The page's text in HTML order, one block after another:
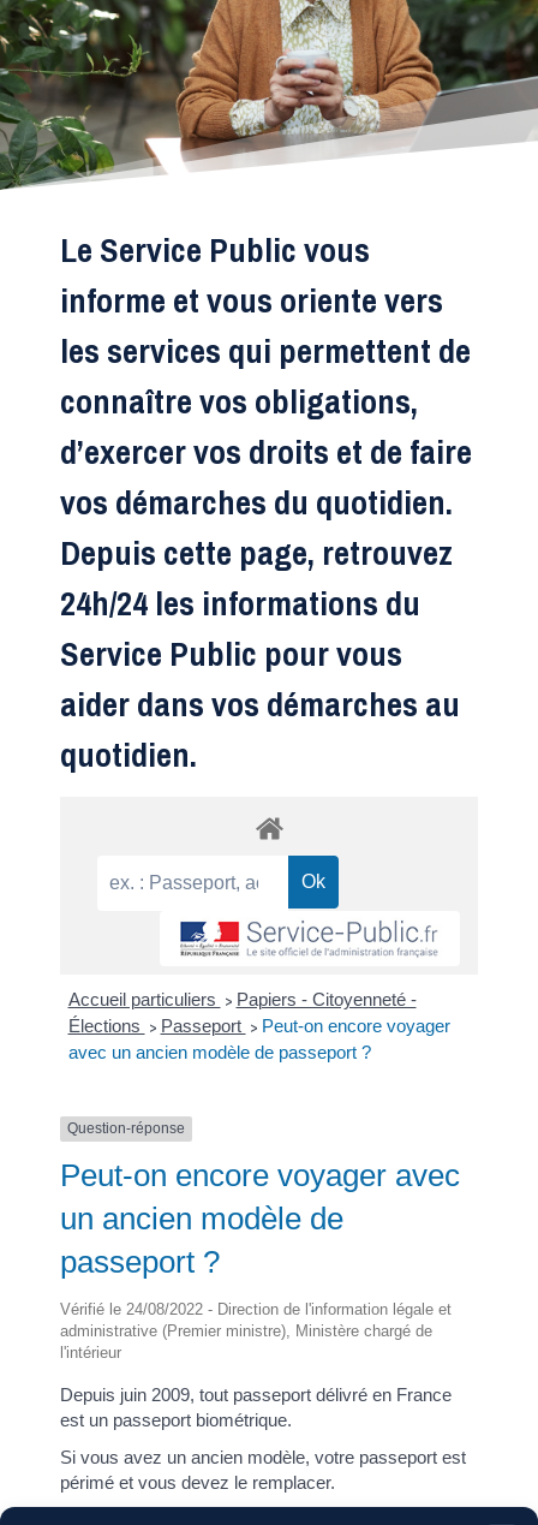
Le Service Public vous
informe et vous oriente vers
les services qui permettent de
connaître vos obligations,
d’exercer vos droits et de faire
vos démarches du quotidien.
Depuis cette page, retrouvez
24h/24 les informations du
Service Public pour vous
aider dans vos démarches au
quotidien.
Accueil particuliers > Papiers - Citoyenneté -
Élections > Passeport > Peut-on encore voyager
avec un ancien modèle de passeport ?
Question-réponse
Peut-on encore voyager avec
un ancien modèle de
passeport ?
Vérifié le 24/08/2022 - Direction de l'information légale et
administrative (Premier ministre), Ministère chargé de
l'intérieur
Depuis juin 2009, tout passeport délivré en France
est un passeport biométrique.
Si vous avez un ancien modèle, votre passeport est
périmé et vous devez le remplacer.